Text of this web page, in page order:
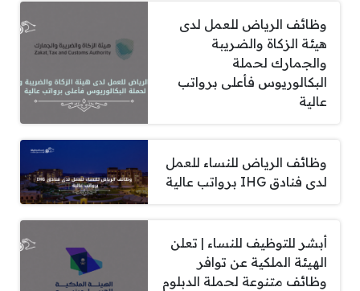
وظائف الرياض للعمل لدى
هيئة الزكاة والضريبة
والجمارك لحملة
البكالوريوس فأعلى برواتب
عالية
وظائف الرياض للنساء للعمل
لدى فنادق IHG برواتب عالية
أبشر للتوظيف للنساء | تعلن
الهيئة الملكية عن توافر
وظائف متنوعة لحملة الدبلوم